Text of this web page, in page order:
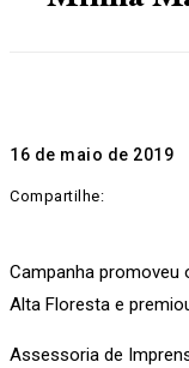
16 de maio de 2019
Compartilhe:
Campanha promoveu
Alta Floresta e
Assessoria de